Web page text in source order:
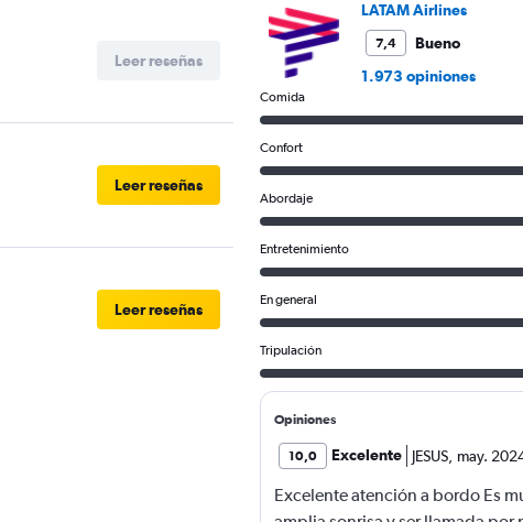
to
600.
Leer reseñas
Leer reseñas
Leer reseñas
LATAM Airlines
7,4
Bueno
1.973 opiniones
Comida
Confort
Abordaje
Entretenimiento
En general
Tripulación
Opiniones
10,0 Excelente JESUS may.
Excelente atención a bordo Es